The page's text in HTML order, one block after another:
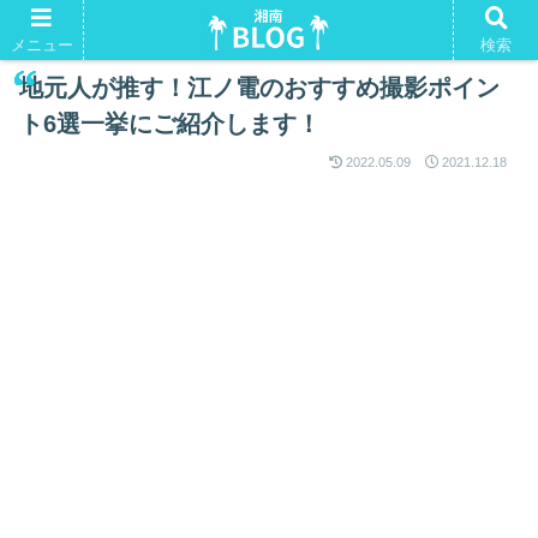
湘南Tシャツ。よかったらいかがですか？
地元人が推す！江ノ電のおすすめ撮影ポイン
ト6選一挙にご紹介します！
2022.05.09 2021.12.18
メニュー 検索